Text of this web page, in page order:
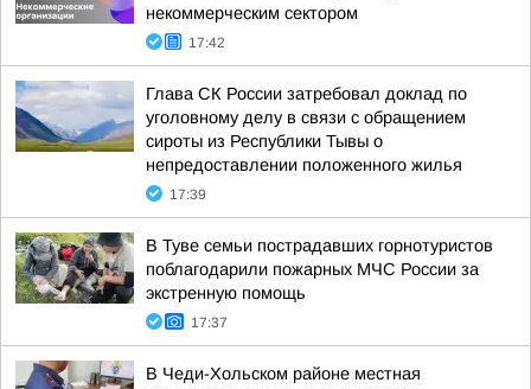
некоммерческим сектором
17:42
Глава СК России затребовал доклад по
уголовному делу в связи с обращением
сироты из Республики Тывы о
непредоставлении положенного жилья
17:39
В Туве семьи пострадавших горнотуристов
поблагодарили пожарных МЧС России за
экстренную помощь
17:37
В Чеди-Хольском районе местная